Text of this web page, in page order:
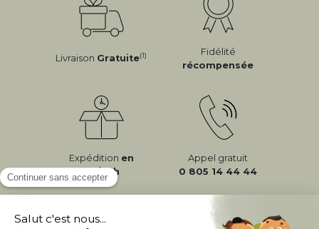
Livraison Gratuite(1)
Fidélité
récompensée
Expédition en
24/72h
Appel gratuit
0 805 14 44 44